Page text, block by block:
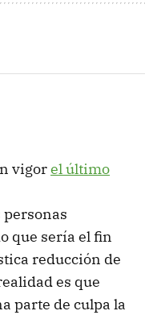
vigorel último
personas
que sería el fin
reducción de
es que
parte de culpa la